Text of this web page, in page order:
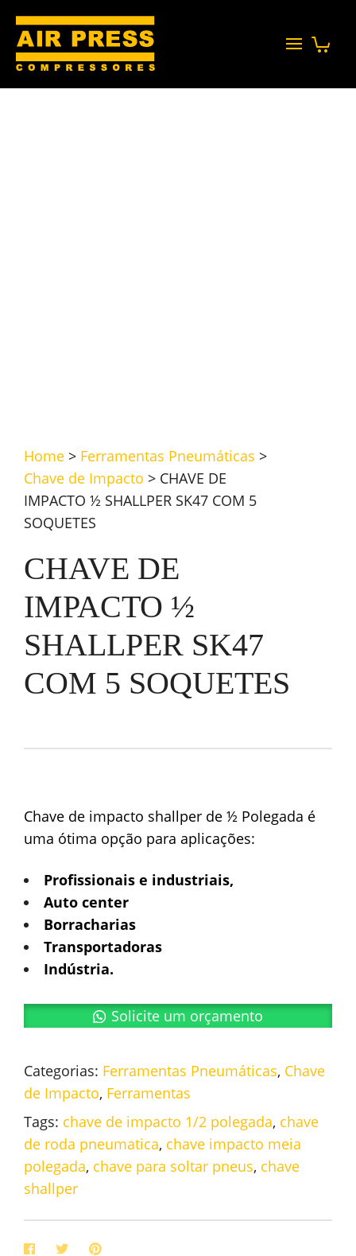
Home > Ferramentas Pneumáticas >
Chave de Impacto > CHAVE DE
IMPACTO ½ SHALLPER SK47 COM 5
SOQUETES
CHAVE DE
IMPACTO ½
SHALLPER SK47
COM 5 SOQUETES
Chave de impacto shallper de ½ Polegada é
uma ótima opção para aplicações:
Profissionais e industriais,
Auto center
Borracharias
Transportadoras
Indústria.
Solicite um orçamento
Categorias: Ferramentas Pneumáticas, Chave
de Impacto, Ferramentas
Tags: chave de impacto 1/2 polegada, chave
de roda pneumatica, chave impacto meia
polegada, chave para soltar pneus, chave
shallper